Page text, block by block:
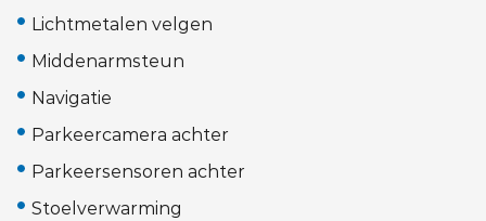
Lichtmetalen velgen
Middenarmsteun
Navigatie
Parkeercamera achter
Parkeersensoren achter
Stoelverwarming